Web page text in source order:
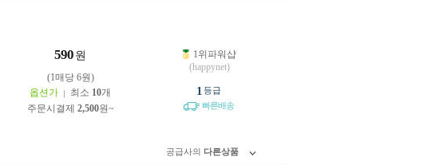
590 원
(1매당 6원)
옵션가
최소 10개
주문시결제 2,500원~
1위파워샵
(happynet)
1 등급
빠른배송
공급사의 다른상품